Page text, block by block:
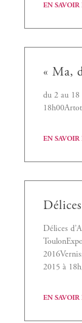
EN SAVOIR
« Ma,
du 2 au 18
EN SAVOIR
Délices
2015 à
EN SAVOIR